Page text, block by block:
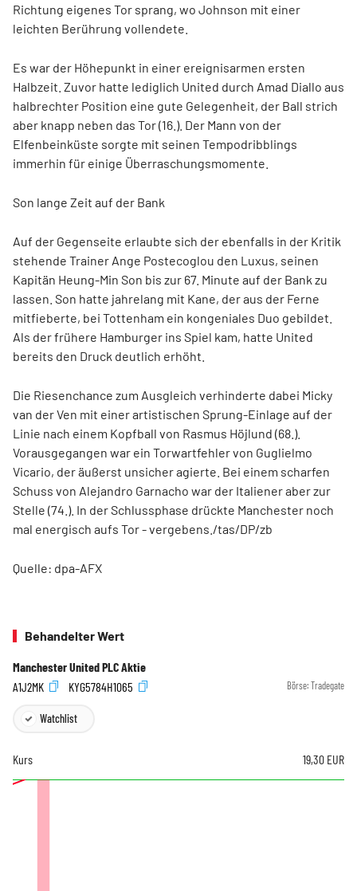
Richtung eigenes Tor sprang, wo Johnson mit einer
leichten Berührung vollendete.
Es war der Höhepunkt in einer ereignisarmen ersten
Halbzeit. Zuvor hatte lediglich United durch Amad Diallo aus
halbrechter Position eine gute Gelegenheit, der Ball strich
aber knapp neben das Tor (16.). Der Mann von der
Elfenbeinküste sorgte mit seinen Tempodribblings
immerhin für einige Überraschungsmomente.
Son lange Zeit auf der Bank
Auf der Gegenseite erlaubte sich der ebenfalls in der Kritik
stehende Trainer Ange Postecoglou den Luxus, seinen
Kapitän Heung-Min Son bis zur 67. Minute auf der Bank zu
lassen. Son hatte jahrelang mit Kane, der aus der Ferne
mitfieberte, bei Tottenham ein kongeniales Duo gebildet.
Als der frühere Hamburger ins Spiel kam, hatte United
bereits den Druck deutlich erhöht.
Die Riesenchance zum Ausgleich verhinderte dabei Micky
van der Ven mit einer artistischen Sprung-Einlage auf der
Linie nach einem Kopfball von Rasmus Höjlund (68.).
Vorausgegangen war ein Torwartfehler von Guglielmo
Vicario, der äußerst unsicher agierte. Bei einem scharfen
Schuss von Alejandro Garnacho war der Italiener aber zur
Stelle (74.). In der Schlussphase drückte Manchester noch
mal energisch aufs Tor - vergebens./tas/DP/zb
Quelle: dpa-AFX
Behandelter Wert
Manchester United PLC Aktie
A1J2MK
KYG5784H1065 Börse: Tradegate
Watchlist
Kurs 19,30 EUR